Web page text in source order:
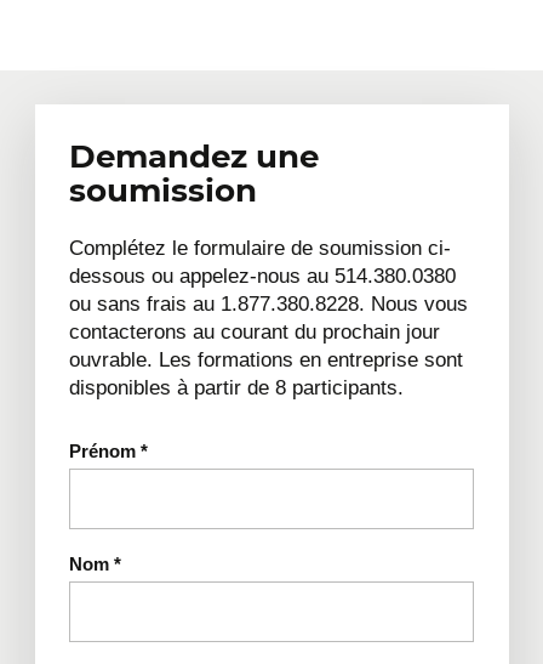
Demandez une
soumission
Complétez le formulaire de soumission ci-
dessous ou appelez-nous au 514.380.0380
ou sans frais au 1.877.380.8228. Nous vous
contacterons au courant du prochain jour
ouvrable. Les formations en entreprise sont
disponibles à partir de 8 participants.
Prénom *
Nom *